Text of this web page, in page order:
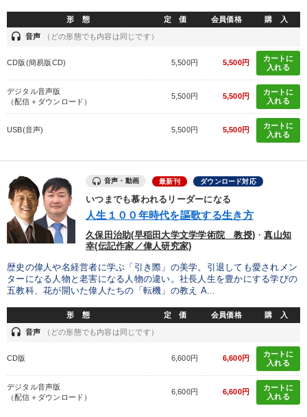
テーマ
数字・税務・決算書
【3月】音声・映像 資産戦略
製造業 卸売・小売・飲食業 建設・不動産業
IT・サービス・金融業 コンサルタント 専門家
キーワード
海外の成功事例 採用 リピート
経営音声・動画を探す refresh 更新する
形 態 定 価 会員価格 購 入
headset 音声 （どの形態でも内容は同じです）
CD版(簡易版CD) 5,500円 5,500円
カートに
入れる
デジタル音声版
（配信＋ダウンロード）
5,500円 5,500円
カートに
入れる
USB(音声) 5,500円 5,500円
カートに
入れる
音声・動画 最新刊 ダウンロード対応
いつまでも慕われるリーダーになる
人生１００年時代を謳歌する生き方
久保田治助(早稲田大学文学学術院 教授) ・真山知
幸(伝記作家／偉人研究家)
歴史の偉人や名経営者に学ぶ「引き際」の美学。引退しても愛されメン
ターになる人物と老害になる人物の違い。社長人生を豊かにする学びの
五教科、花が開いた偉人たちの「転機」の教え A...
形 態 定 価 会員価格 購 入
headset 音声 （どの形態でも内容は同じです）
CD版 6,600円 6,600円
カートに
入れる
デジタル音声版
（配信＋ダウンロード）
6,600円 6,600円
カートに
入れる